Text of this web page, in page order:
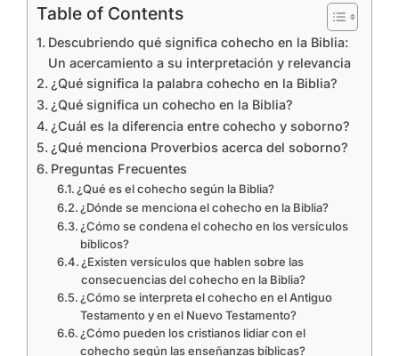
Table of Contents
Descubriendo qué significa cohecho en la Biblia:
Un acercamiento a su interpretación y relevancia
¿Qué significa la palabra cohecho en la Biblia?
¿Qué significa un cohecho en la Biblia?
¿Cuál es la diferencia entre cohecho y soborno?
¿Qué menciona Proverbios acerca del soborno?
Preguntas Frecuentes
¿Qué es el cohecho según la Biblia?
¿Dónde se menciona el cohecho en la Biblia?
¿Cómo se condena el cohecho en los versículos
bíblicos?
¿Existen versículos que hablen sobre las
consecuencias del cohecho en la Biblia?
¿Cómo se interpreta el cohecho en el Antiguo
Testamento y en el Nuevo Testamento?
¿Cómo pueden los cristianos lidiar con el
cohecho según las enseñanzas bíblicas?